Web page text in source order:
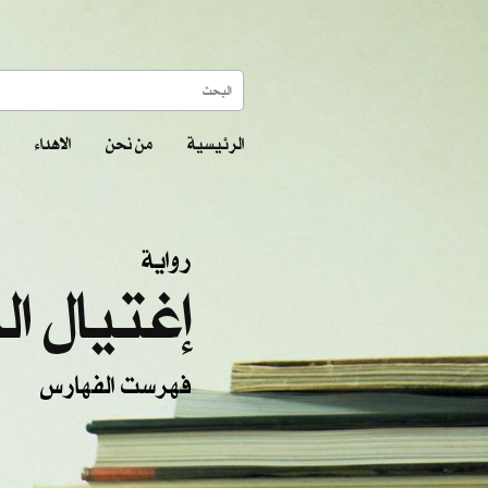
الرئيسية من نحن الاهداء
رواية
إغتيال
فهرست الفهارس